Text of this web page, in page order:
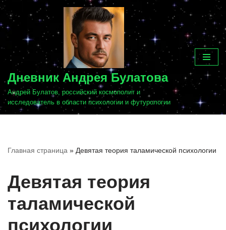
Перейти
к
содержимому
Дневник Андрея Булатова
Андрей Булатов, российский космополит и
исследователь в области психологии и футурологии
Главная страница » Девятая теория таламической психологии
Девятая теория
таламической
психологии